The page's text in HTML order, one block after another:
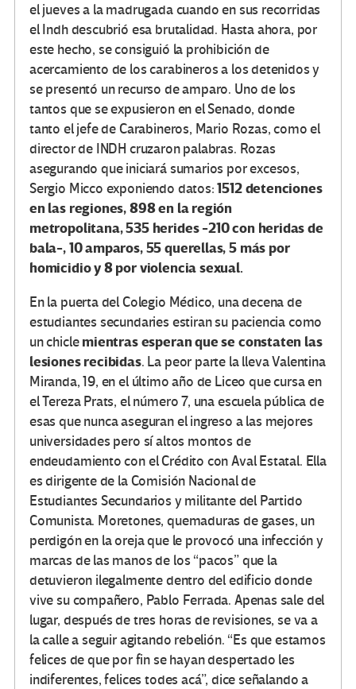
el jueves a la madrugada cuando en sus recorridas
el Indh descubrió esa brutalidad. Hasta ahora, por
este hecho, se consiguió la prohibición de
acercamiento de los carabineros a los detenidos y
se presentó un recurso de amparo. Uno de los
tantos que se expusieron en el Senado, donde
tanto el jefe de Carabineros, Mario Rozas, como el
director de INDH cruzaron palabras. Rozas
asegurando que iniciará sumarios por excesos,
Sergio Micco exponiendo datos:1512 detenciones
en las regiones, 898 en la región
metropolitana, 535 herides -210 con heridas de
bala-, 10 amparos, 55 querellas, 5 más por
homicidio y 8 por violencia sexual.
En la puerta del Colegio Médico, una decena de
estudiantes secundaries estiran su paciencia como
un chiclemientras esperan que se constaten las
lesiones recibidas. La peor parte la lleva Valentina
Miranda, 19, en el último año de Liceo que cursa en
el Tereza Prats, el número 7, una escuela pública de
esas que nunca aseguran el ingreso a las mejores
universidades pero sí altos montos de
endeudamiento con el Crédito con Aval Estatal. Ella
es dirigente de la Comisión Nacional de
Estudiantes Secundarios y militante del Partido
Comunista. Moretones, quemaduras de gases, un
perdigón en la oreja que le provocó una infección y
marcas de las manos de los “pacos” que la
detuvieron ilegalmente dentro del edificio donde
vive su compañero, Pablo Ferrada. Apenas sale del
lugar, después de tres horas de revisiones, se va a
la calle a seguir agitando rebelión. “Es que estamos
felices de que por fin se hayan despertado les
indiferentes, felices todes acá”, dice señalando a